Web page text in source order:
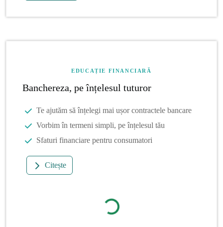
EDUCAȚIE FINANCIARĂ
Banchereza, pe înțelesul tuturor
Te ajutăm să înțelegi mai ușor contractele bancare
Vorbim în termeni simpli, pe înțelesul tău
Sfaturi financiare pentru consumatori
Citește